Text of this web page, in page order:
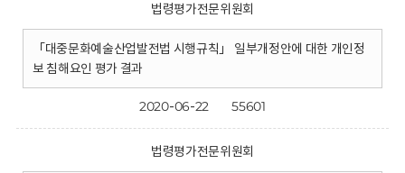
법령평가전문위원회
「대중문화예술산업발전법 시행규칙」 일부개정안에 대한 개인정
보 침해요인 평가 결과
2020-06-22 55601
법령평가전문위원회